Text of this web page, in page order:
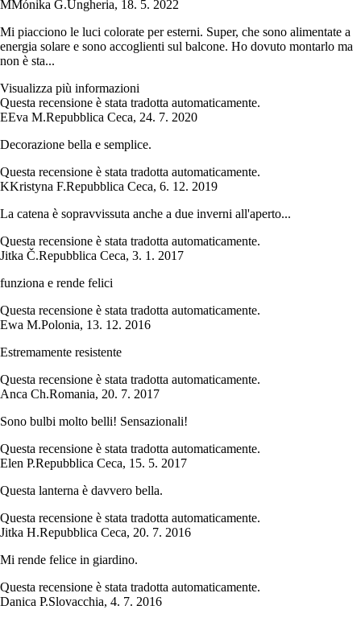
MMónika G.Ungheria, 18. 5. 2022
Mi piacciono le luci colorate per esterni. Super, che sono alimentate a
energia solare e sono accoglienti sul balcone. Ho dovuto montarlo ma
non è sta...
Visualizza più informazioni
Questa recensione è stata tradotta automaticamente.
EEva M.Repubblica Ceca, 24. 7. 2020
Decorazione bella e semplice.
Questa recensione è stata tradotta automaticamente.
KKristyna F.Repubblica Ceca, 6. 12. 2019
La catena è sopravvissuta anche a due inverni all'aperto...
Questa recensione è stata tradotta automaticamente.
Jitka Č.Repubblica Ceca, 3. 1. 2017
funziona e rende felici
Questa recensione è stata tradotta automaticamente.
Ewa M.Polonia, 13. 12. 2016
Estremamente resistente
Questa recensione è stata tradotta automaticamente.
Anca Ch.Romania, 20. 7. 2017
Sono bulbi molto belli! Sensazionali!
Questa recensione è stata tradotta automaticamente.
Elen P.Repubblica Ceca, 15. 5. 2017
Questa lanterna è davvero bella.
Questa recensione è stata tradotta automaticamente.
Jitka H.Repubblica Ceca, 20. 7. 2016
Mi rende felice in giardino.
Questa recensione è stata tradotta automaticamente.
Danica P.Slovacchia, 4. 7. 2016